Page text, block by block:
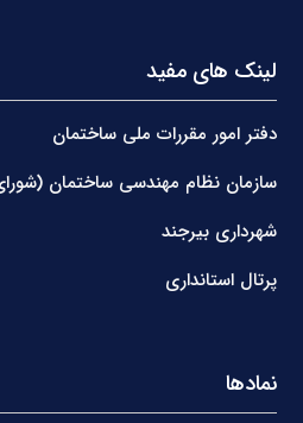
لینک های مفید
دفتر امور مقررات ملی ساختمان
سازمان نظام مهندسی ساختمان
شهرداری بیرجند
پرتال استانداری
نمادها